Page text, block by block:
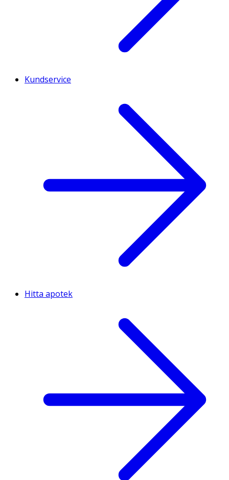
Kundservice
Hitta apotek